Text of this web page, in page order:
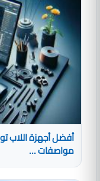
مواصفات ...